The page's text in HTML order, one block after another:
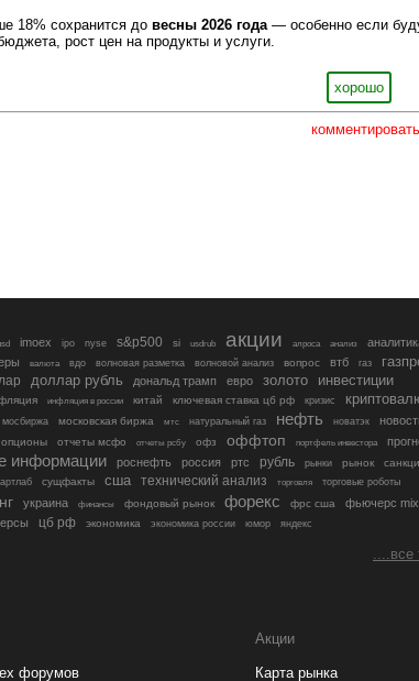
18% сохранится до весны 2026 года — особенно если
рост цен на продукты и услуги.
хорошо
комментировать
imoex ipo nyse s&p500 si usdrub акции алроса анализ
валюта вдо волновая разметка волновой анализ вопрос втб газ
доллар рубль дональд трамп евро золото инвестиции
инфляция в россии китай ключевая ставка цб рф кризис
мосбиржа московская биржа мтс натуральный газ нефть новатэк
опционы отчеты мсфо отчеты рсбу офз оффтоп портфель инвестора
информации роснефть россия ртс рубль рынки рынок
сущфакты сша технический анализ торговля торговые роботы
украина финансы фондовый рынок форекс фрс сша фьючерс mix
цб рф экономика экономика россии юмор яндекс
....все
форумов
Акции
Карта рынка